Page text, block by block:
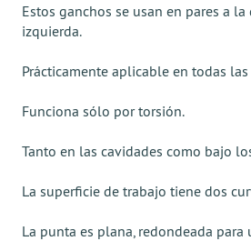
Estos ganchos se usan en pares a la
izquierda.
Prácticamente aplicable en todas
Funciona sólo por torsión.
Tanto en las cavidades como bajo
La superficie de trabajo tiene dos
La punta es plana, redondeada para